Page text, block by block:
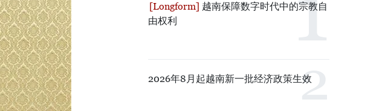
越南保障数字时代中的宗教自
由权利
2026年8月起越南新一批经济政策生效